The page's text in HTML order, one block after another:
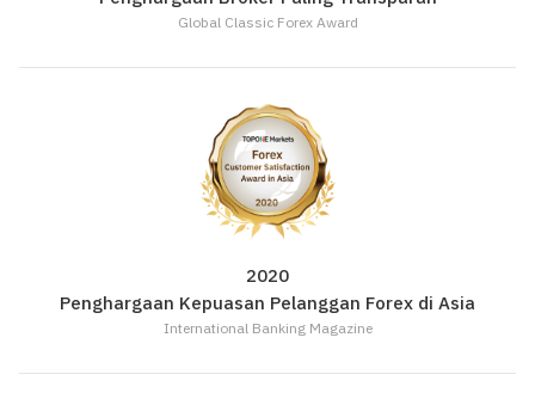
Global Classic Forex Award
2020
Penghargaan Kepuasan Pelanggan Forex di Asia
International Banking Magazine